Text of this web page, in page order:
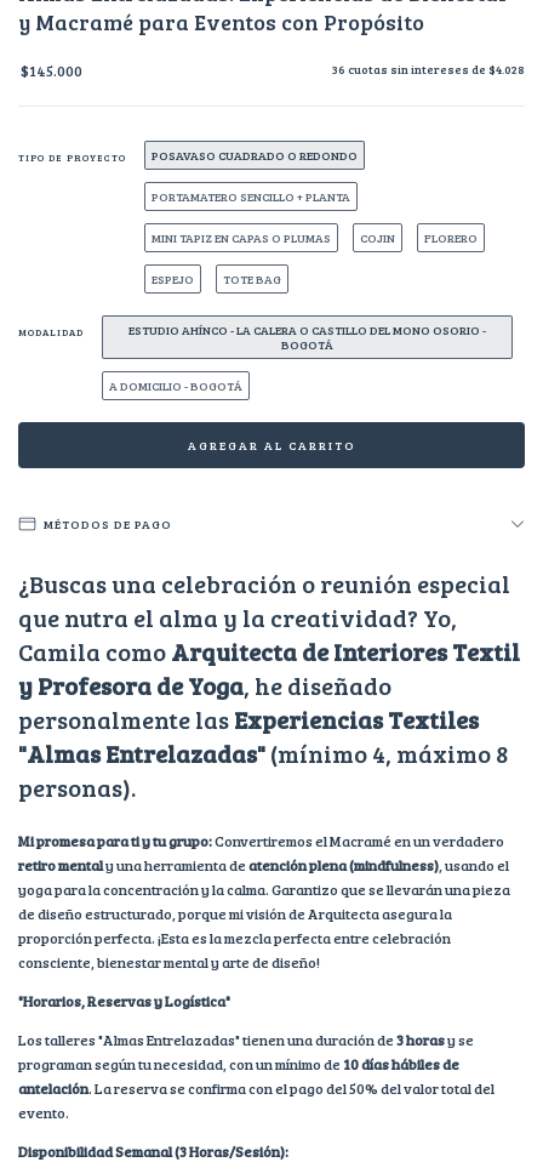
y Macramé para Eventos con Propósito
$145.000 36 cuotas sin intereses de $4.028
TIPO DE PROYECTO POSAVASO CUADRADO O REDONDO
PORTAMATERO SENCILLO + PLANTA
MINI TAPIZ EN CAPAS O PLUMAS COJIN FLORERO
ESPEJO TOTE BAG
MODALIDAD
ESTUDIO AHÍNCO - LA CALERA O CASTILLO DEL MONO OSORIO -
BOGOTÁ
A DOMICILIO - BOGOTÁ
MÉTODOS DE PAGO
¿Buscas una celebración o reunión especial
que nutra el alma y la creatividad? Yo,
Camila comoArquitecta de Interiores Textil
y Profesora de Yoga, he diseñado
personalmente lasExperiencias Textiles
"Almas Entrelazadas"(mínimo 4, máximo 8
personas).
Mi promesa para ti y tu grupo:Convertiremos el Macramé en un verdadero
retiro mentaly una herramienta deatención plena (mindfulness) , usando el
yoga para la concentración y la calma. Garantizo que se llevarán una pieza
de diseño estructurado, porque mi visión de Arquitecta asegura la
proporción perfecta. ¡Esta es la mezcla perfecta entre celebración
consciente, bienestar mental y arte de diseño!
"Horarios, Reservas y Logística"
Los talleres "Almas Entrelazadas" tienen una duración de3 horasy se
programan según tu necesidad, con un mínimo de10 días hábiles de
antelación. La reserva se confirma con el pago del 50% del valor total del
evento.
Disponibilidad Semanal (3 Horas/Sesión):